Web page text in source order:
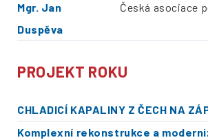
Mgr. Jan
Duspěva
Česká asociace
PROJEKT ROKU
CHLADICÍ KAPALINY Z ČECH NA
Komplexní rekonstrukce a